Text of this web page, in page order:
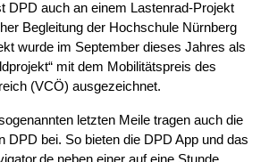
DPD auch an einem Lastenrad-Projekt
Begleitung der Hochschule Nürnberg
wurde im September dieses Jahres als
mit dem Mobilitätspreis des
(VCÖ) ausgezeichnet.
letzten Meile tragen auch die
DPD bei. So bieten die DPD App und das